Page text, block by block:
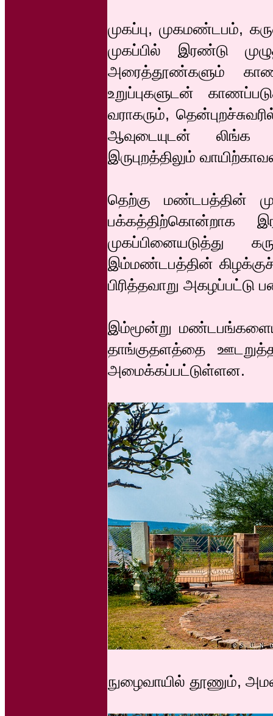
முகப்பு, முகமண்டபம்,
முகப்பில் இரண்டு
அரைத்தூண்களும்
உறுப்புகளுடன்
வராகரும்,
ஆவுடையுடன் லிங்க
இருபுறத்திலும்
தெற்கு மண்டபத்தின்
பக்கத்திற்கொன்றாக
முகப்பினையடுத்து
இம்மண்டபத்தின்
பிரித்தவாறு
இம்மூன்று
தாங்குதளத்தை
அமைக்கப்பட்டுள்ளன.
நுழைவாயில் தூணும்,